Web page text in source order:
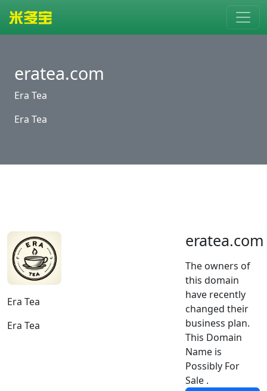
eratea.com
Era Tea
Era Tea
Era Tea
Era Tea
eratea.com
The owners of
this domain
have recently
changed their
business plan.
This Domain
Name is
Possibly For
Sale .